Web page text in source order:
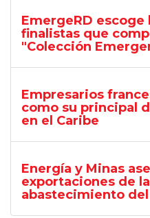
EmergeRD
finalistas que
"Colección
Empresarios
como su principal
en el Caribe
Energía y Minas
exportaciones de
abastecimiento del